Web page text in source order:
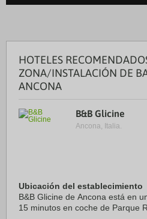
HOTELES
ZONA/INSTALACIÓN DE
ANCONA
B&B Glicine
Ancona, Italia.
Ubicación del establecimiento
B&B Glicine de Ancona está en
15 minutos en coche de Parque